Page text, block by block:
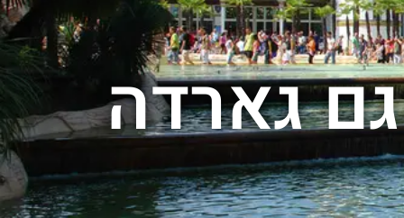
גארדה